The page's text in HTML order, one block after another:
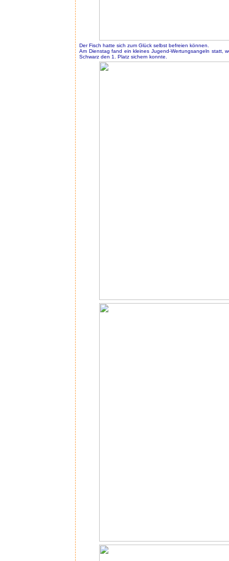
Der Fisch hatte sich zum Glück selbst befreien können.
Am Dienstag fand ein kleines Jugend-Wertungsangeln statt,
Schwarz den 1. Platz sichern konnte.